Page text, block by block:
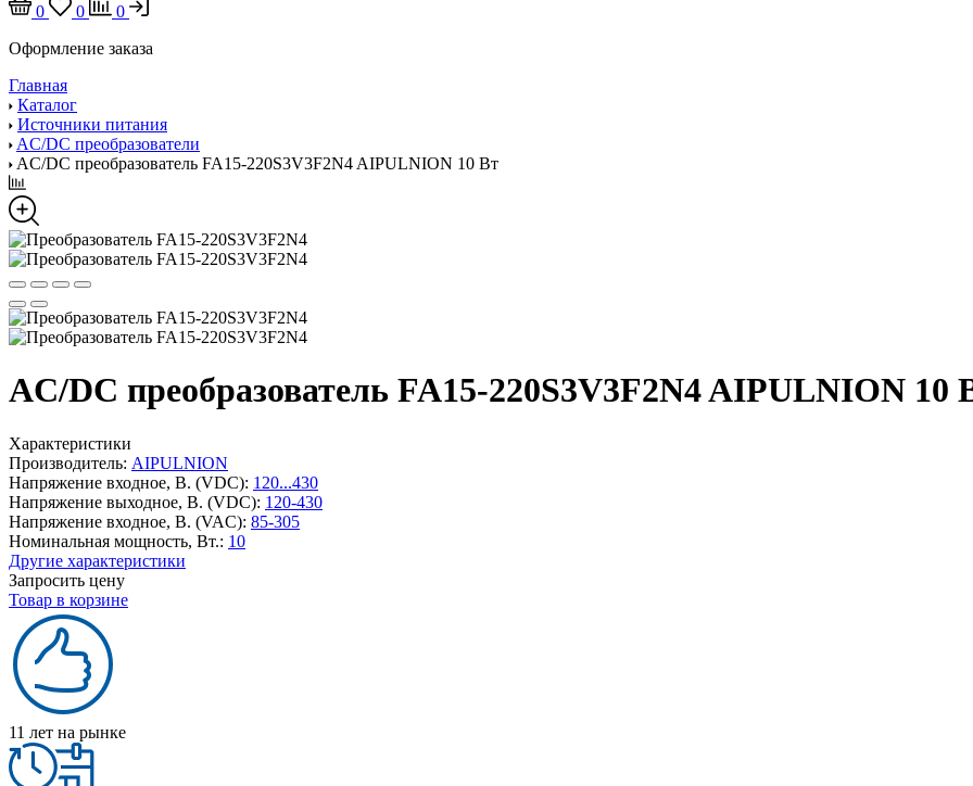
0
0
0
Оформление заказа
Главная
Каталог
Источники питания
AC/DC преобразователи
AC/DC преобразователь FA15-220S3V3F2N4 AIPULNION 10 Вт
AC/DC преобразователь FA15-220S3V3F2N4 AIPULNION 10
Характеристики
Производитель: AIPULNION
Напряжение входное, В. (VDC): 120...430
Напряжение выходное, В. (VDC): 120-430
Напряжение входное, В. (VAC): 85-305
Номинальная мощность, Вт.: 10
Другие характеристики
Запросить цену
Товар в корзине
11 лет на рынке